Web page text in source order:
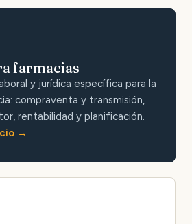
farmacias
y jurídica específica para la
compraventa y transmisión,
rentabilidad y planificación.